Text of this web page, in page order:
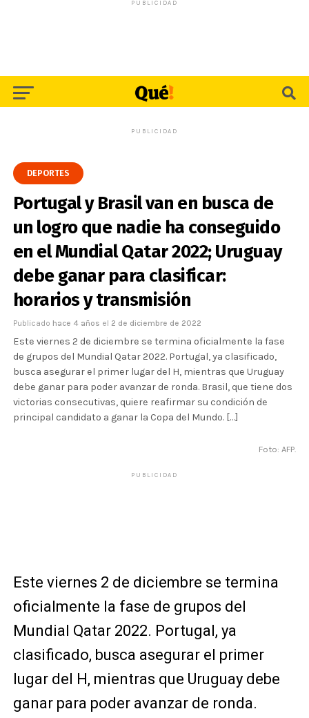
PUBLICIDAD
PUBLICIDAD
DEPORTES
Portugal y Brasil van en busca de
un logro que nadie ha conseguido
en el Mundial Qatar 2022; Uruguay
debe ganar para clasificar:
horarios y transmisión
Publicado hace 4 años el 2 de diciembre de 2022
Este viernes 2 de diciembre se termina oficialmente la fase
de grupos del Mundial Qatar 2022. Portugal, ya clasificado,
busca asegurar el primer lugar del H, mientras que Uruguay
debe ganar para poder avanzar de ronda. Brasil, que tiene dos
victorias consecutivas, quiere reafirmar su condición de
principal candidato a ganar la Copa del Mundo. […]
Foto: AFP.
PUBLICIDAD
Este viernes 2 de diciembre se termina
oficialmente la fase de grupos del
Mundial Qatar 2022. Portugal, ya
clasificado, busca asegurar el primer
lugar del H, mientras que Uruguay debe
ganar para poder avanzar de ronda.